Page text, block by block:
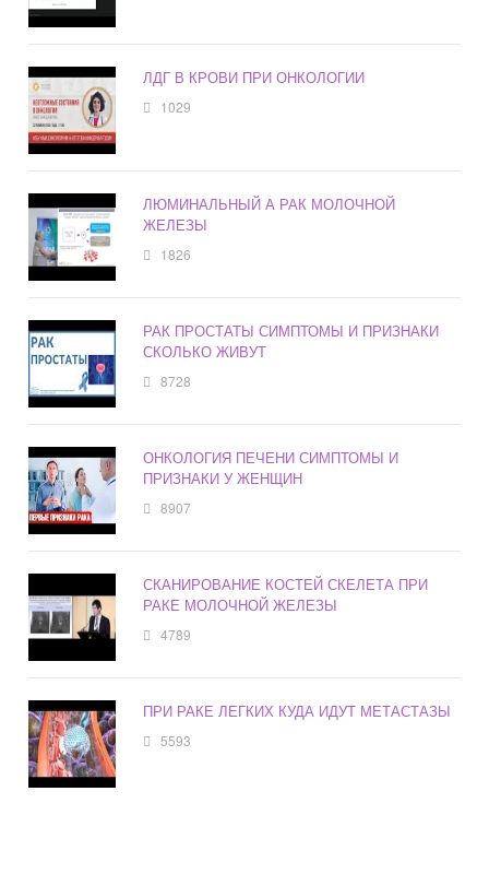
ЛДГ В КРОВИ ПРИ ОНКОЛОГИИ
1029
ЛЮМИНАЛЬНЫЙ А РАК МОЛОЧНОЙ
ЖЕЛЕЗЫ
1826
РАК ПРОСТАТЫ СИМПТОМЫ И ПРИЗНАКИ
СКОЛЬКО ЖИВУТ
8728
ОНКОЛОГИЯ ПЕЧЕНИ СИМПТОМЫ И
ПРИЗНАКИ У ЖЕНЩИН
8907
СКАНИРОВАНИЕ КОСТЕЙ СКЕЛЕТА ПРИ
РАКЕ МОЛОЧНОЙ ЖЕЛЕЗЫ
4789
ПРИ РАКЕ ЛЕГКИХ КУДА ИДУТ МЕТАСТАЗЫ
5593